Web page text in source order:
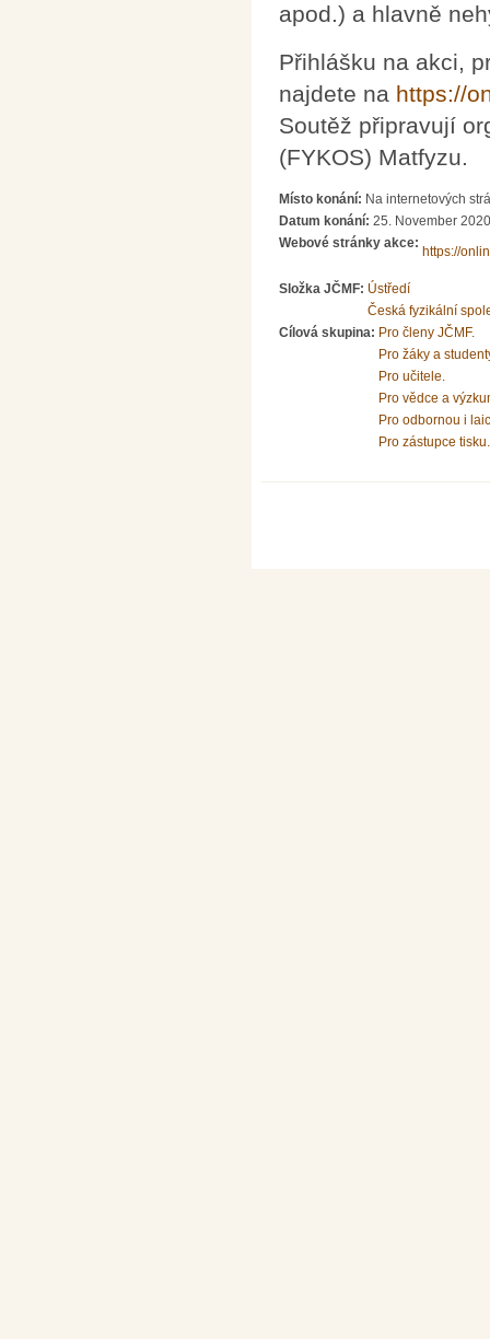
apod.) a hlavně
Přihlášku na akci,
najdete na https://
Soutěž připravují
(FYKOS) Matfyzu.
Místo konání: Na internetových
Datum konání: 25. November
Webové stránky akce:
https://
Složka JČMF: Ústředí
Česká fyzikální
Cílová skupina: Pro členy JČMF.
Pro žáky a
Pro učitele.
Pro vědce a
Pro odbornou i
Pro zástupce tisku.